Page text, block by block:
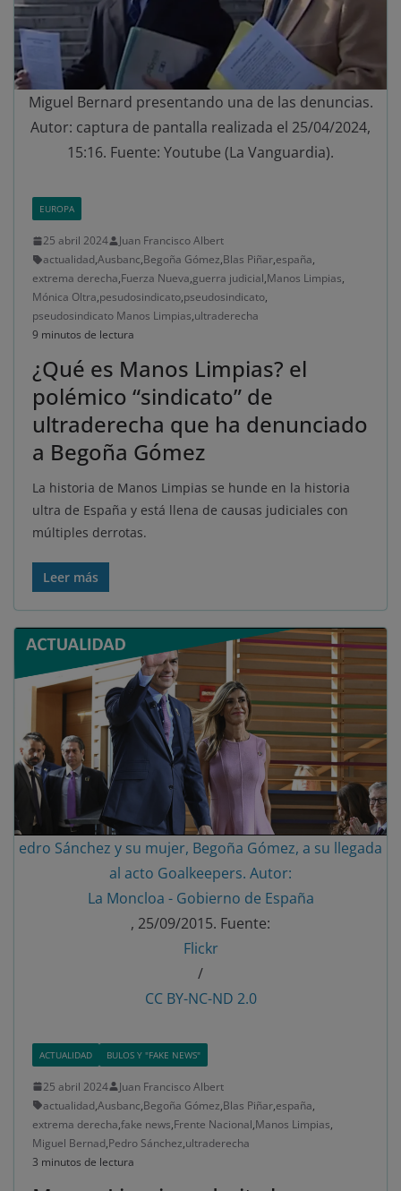
Miguel Bernard presentando una de las denuncias.
Autor: captura de pantalla realizada el 25/04/2024,
15:16. Fuente: Youtube (La Vanguardia).
EUROPA
25 abril 2024
Juan Francisco Albert
actualidad,Ausbanc,Begoña Gómez,Blas Piñar,españa,
extrema derecha,Fuerza Nueva,guerra judicial,Manos Limpias,
Mónica Oltra,pesudosindicato,pseudosindicato,
pseudosindicato Manos Limpias,ultraderecha
9 minutos de lectura
¿Qué es Manos Limpias? el
polémico “sindicato” de
ultraderecha que ha denunciado
a Begoña Gómez
La historia de Manos Limpias se hunde en la historia
ultra de España y está llena de causas judiciales con
múltiples derrotas.
Leer más
edro Sánchez y su mujer, Begoña Gómez, a su llegada
al acto Goalkeepers. Autor:
La Moncloa - Gobierno de España
, 25/09/2015. Fuente:
Flickr
/
CC BY-NC-ND 2.0
ACTUALIDAD BULOS Y "FAKE NEWS"
25 abril 2024
Juan Francisco Albert
actualidad,Ausbanc,Begoña Gómez,Blas Piñar,españa,
extrema derecha,fake news,Frente Nacional,Manos Limpias,
Miguel Bernad,Pedro Sánchez,ultraderecha
3 minutos de lectura